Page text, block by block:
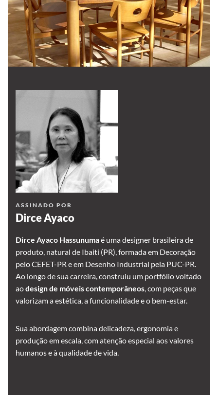
ASSINADO POR
Dirce Ayaco
Dirce Ayaco Hassunumaé uma designer brasileira de
produto, natural de Ibaiti (PR), formada em Decoração
pelo CEFET-PR e em Desenho Industrial pela PUC-PR.
Ao longo de sua carreira, construiu um portfólio voltado
aodesign de móveis contemporâneos, com peças que
valorizam a estética, a funcionalidade e o bem-estar.
Sua abordagem combina delicadeza, ergonomia e
produção em escala, com atenção especial aos valores
humanos e à qualidade de vida.